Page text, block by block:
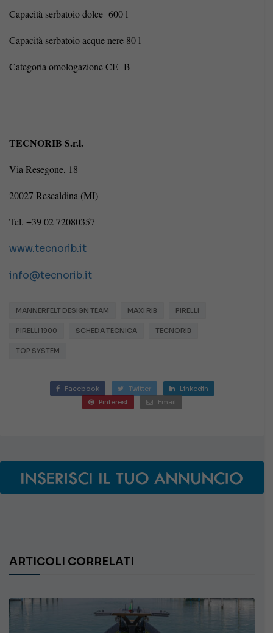
Capacità serbatoio dolce 600 l
Capacità serbatoio acque nere 80 l
Categoria omologazione CE B
TECNORIB S.r.l.
Via Resegone, 18
20027 Rescaldina (MI)
Tel. +39 02 72080357
www.tecnorib.it
info@tecnorib.it
MANNERFELT DESIGN TEAM MAXI RIB PIRELLI
PIRELLI 1900 SCHEDA TECNICA TECNORIB
TOP SYSTEM
Facebook Twitter
Linkedin
Pinterest
Email
ARTICOLI CORRELATI